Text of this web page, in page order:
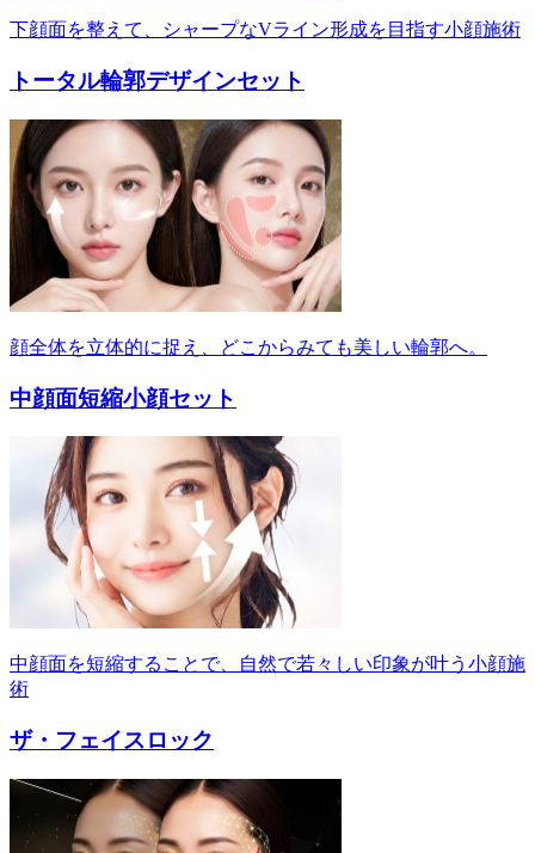
下顔面を整えて、シャープなVライン形成を目指す小顔施術
トータル輪郭デザインセット
顔全体を立体的に捉え、どこからみても美しい輪郭へ。
中顔面短縮小顔セット
中顔面を短縮することで、自然で若々しい印象が叶う小顔施
術
ザ・フェイスロック